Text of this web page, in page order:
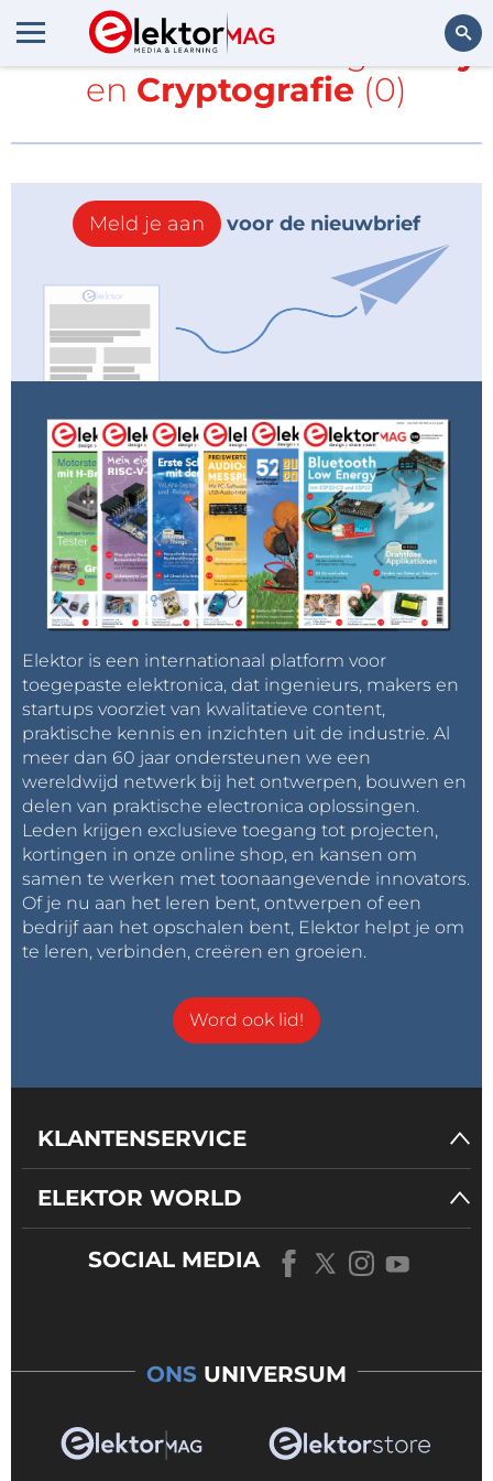
Alle items met de tags
Sony
en Cryptografie (0)
Meld je aan voor de nieuwbrief
Elektor is een internationaal platform voor
toegepaste elektronica, dat ingenieurs, makers en
startups voorziet van kwalitatieve content,
praktische kennis en inzichten uit de industrie. Al
meer dan 60 jaar ondersteunen we een
wereldwijd netwerk bij het ontwerpen, bouwen en
delen van praktische electronica oplossingen.
Leden krijgen exclusieve toegang tot projecten,
kortingen in onze online shop, en kansen om
samen te werken met toonaangevende innovators.
Of je nu aan het leren bent, ontwerpen of een
bedrijf aan het opschalen bent, Elektor helpt je om
te leren, verbinden, creëren en groeien.
Word ook lid!
KLANTENSERVICE
ELEKTOR WORLD
SOCIAL MEDIA
ONS UNIVERSUM